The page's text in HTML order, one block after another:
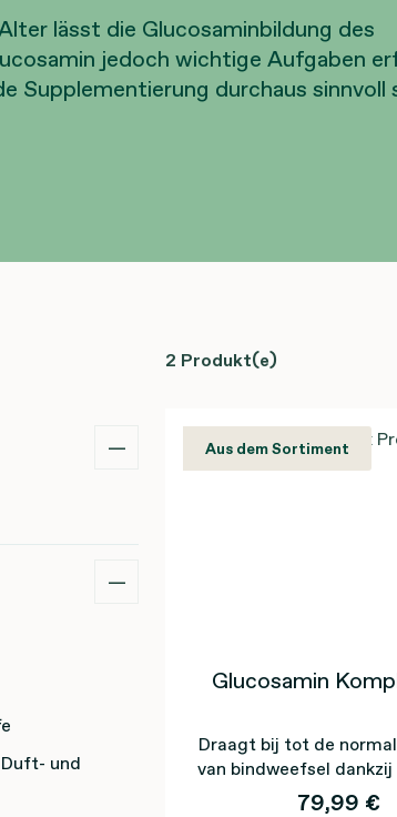
lässt die Glucosaminbildung des
jedoch wichtige Aufgaben
Supplementierung durchaus sinnvoll
und
2 Produkt(e)
Aus dem Sortiment
Glucosamin
Draagt bij tot de
van bindweefsel
79,99 €